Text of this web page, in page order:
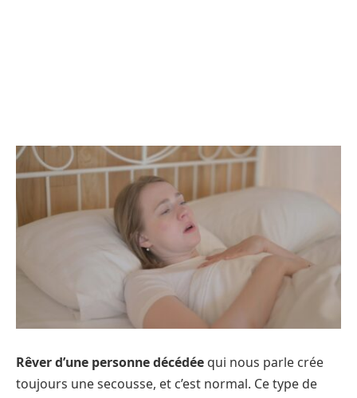
Rêver d’une personne décédée qui nous parle crée
toujours une secousse, et c’est normal. Ce type de